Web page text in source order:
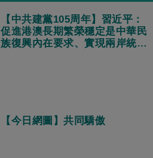
【中共建黨105周年】習近平：
促進港澳長期繁榮穩定是中華民
族復興內在要求、實現兩岸統一
【今日網圖】共同驕傲